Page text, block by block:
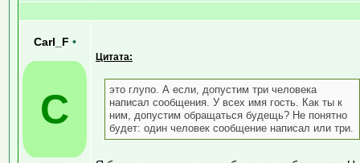
Carl_F •
C
Цитата:
это глупо. А если, допустим три человека
написал сообщения. У всех имя гость. Как ты к
ним, допустим обращаться будещь? Не понятно
будет: один человек сообщение написал или три.